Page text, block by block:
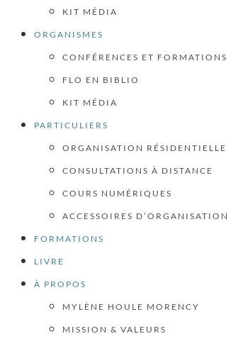
KIT MÉDIA
ORGANISMES
CONFÉRENCES ET FORMATIONS
FLO EN BIBLIO
KIT MÉDIA
PARTICULIERS
ORGANISATION RÉSIDENTIELLE
CONSULTATIONS À DISTANCE
COURS NUMÉRIQUES
ACCESSOIRES D’ORGANISATION
FORMATIONS
LIVRE
À PROPOS
MYLÈNE HOULE MORENCY
MISSION & VALEURS